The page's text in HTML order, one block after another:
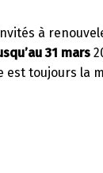
invités à
31 mars
est toujours la